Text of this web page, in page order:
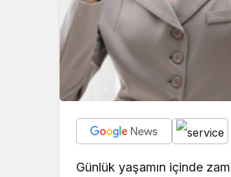
Günlük yaşamın içinde